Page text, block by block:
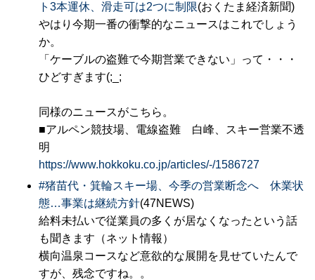
ト3本運休、滑走可は2つに制限(おくたま経済新聞)
やはり今期一番の衝撃的なニュースはこれでしょう
か。
「ケーブルの盗難で今期営業できない」って・・・
ひどすぎます(;_;
同様のニュースがこちら。
■アルペン競技場、電線盗難 白峰、スキー営業不透
明
https://www.hokkoku.co.jp/articles/-/1586727
#猪苗代・箕輪スキー場、今季の営業断念へ 休業状
態…事業は継続方針(47NEWS)
給料未払いで従業員の多くが居なくなったという話
も聞きます（ネット情報）
横向温泉コースなど意欲的な展開を見せていたんで
すが、残念ですね。。